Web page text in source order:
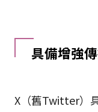
具備增強
X（舊Twitter）